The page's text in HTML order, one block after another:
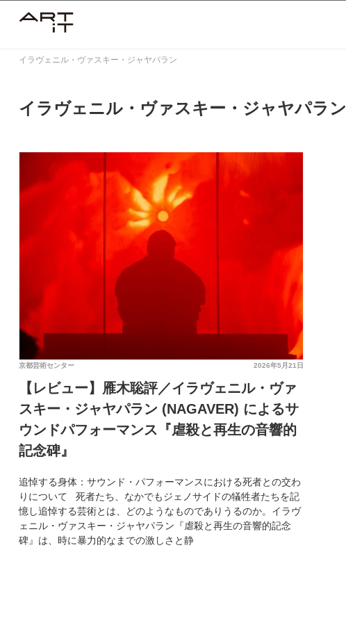
イラヴェニル・ヴァスキー・ジャヤパラン
イラヴェニル・ヴァスキー・ジャヤパラン
2026年5月21日
京都芸術センター
【レビュー】雁木聡評／イラヴェニル・ヴァ
スキー・ジャヤパラン (NAGAVER) によるサ
ウンドパフォーマンス『虐殺と再生の音響的
記念碑』
追悼する身体：サウンド・パフォーマンスにおける死者との交わ
りについて 死者たち、なかでもジェノサイドの犠牲者たちを記
憶し追悼する芸術とは、どのようなものでありうるのか。イラヴ
ェニル・ヴァスキー・ジャヤパラン『虐殺と再生の音響的記念
碑』は、時に暴力的なまでの激しさと静